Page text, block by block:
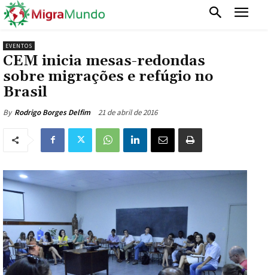
EVENTOS
CEM inicia mesas-redondas
sobre migrações e refúgio no
Brasil
By Rodrigo Borges Delfim 21 de abril de 2016